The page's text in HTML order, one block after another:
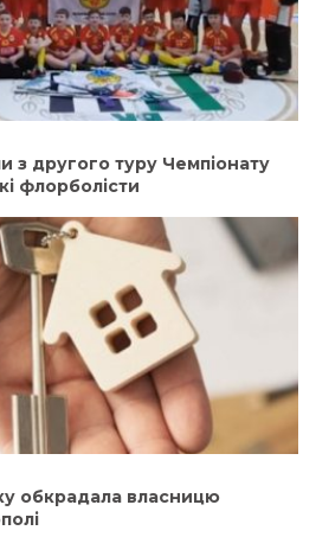
з другого туру Чемпіонату
флорболісти
обкрадала власницю